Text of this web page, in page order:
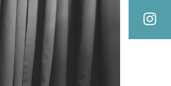
ご感想『耳の聞こえが良く
なりました』